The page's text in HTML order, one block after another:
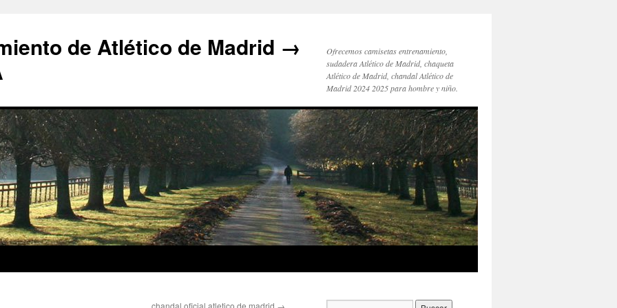
de Atlético de Madrid →
Ofrecemos camisetas entrenamiento,
sudadera Atlético de Madrid, chaqueta
Atlético de Madrid, chandal Atlético de
Madrid 2024 2025 para hombre y niño.
chandal oficial atletico de madrid →